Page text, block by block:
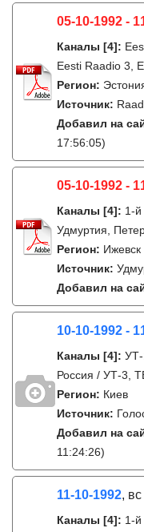
05-10-1992 -
Каналы [4]:
Eesti Raadio 3,
Регион:
Источник:
Добавил на
17:56:05)
05-10-1992 -
Каналы [4]: 1-
Удмуртия,
Регион: Ижевск
Источник:
Добавил на
10-10-1992 -
Каналы [4]: УТ-
Россия / УТ-3,
Регион: Киев
Источник:
Добавил на
11:24:26)
11-10-1992, вс
Каналы [4]: 1-